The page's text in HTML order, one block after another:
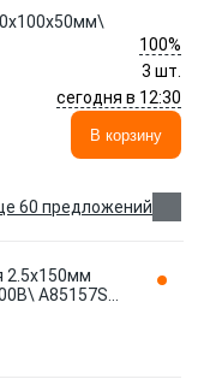
100%
3 шт.
сегодня в 12:30
В корзину
60 предложений
2.5х150мм
A85157S